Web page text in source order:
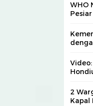
WHO
2
Kapal